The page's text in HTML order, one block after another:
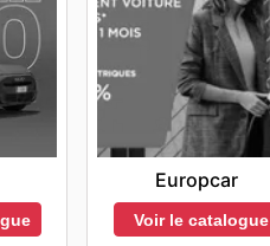
Europcar
Voir le catalogue